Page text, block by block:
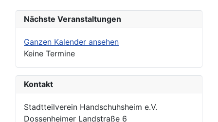
Nächste Veranstaltungen
Ganzen Kalender ansehen
Keine Termine
Kontakt
Stadtteilverein Handschuhsheim e.V.
Dossenheimer Landstraße 6